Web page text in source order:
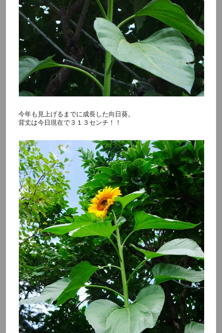
今年も見上げるまでに成長した向日葵。
背丈は今日現在で３１３センチ！！